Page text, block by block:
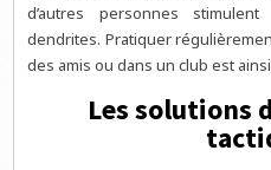
d’autres personnes
dendrites. Pratiquer
des amis ou dans un club est
Les solutions